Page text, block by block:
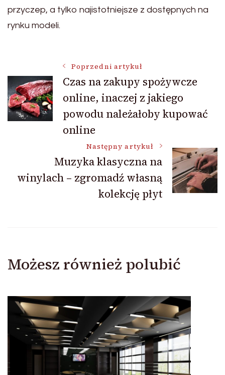
przyczep, a tylko najistotniejsze z dostępnych na
rynku modeli.
Nawigacja
wpisu
Poprzedni artykuł
Czas na zakupy spożywcze
online, inaczej z jakiego
powodu należałoby kupować
online
Następny artykuł
Muzyka klasyczna na
winylach – zgromadź własną
kolekcję płyt
Możesz również polubić